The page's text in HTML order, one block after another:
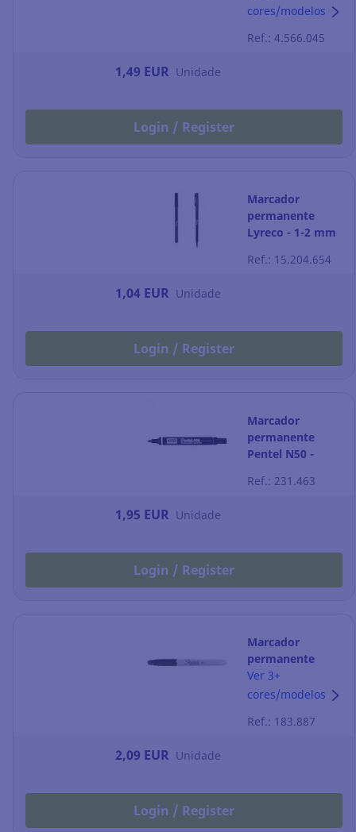
Ecoline - ponta
- preto
cores/modelos
Ref.: 4.566.045
1,49 EUR Unidade
Login / Register
Marcador
permanente
Lyreco - 1-2 mm
Ref.: 15.204.654
1,04 EUR Unidade
Login / Register
Marcador
permanente
Pentel N50 -
mm - preto
Ref.: 231.463
1,95 EUR Unidade
Login / Register
Marcador
permanente
Sharpie Fine -
ponta cónica 1
Ver 3+
cores/modelos
Ref.: 183.887
2,09 EUR Unidade
Login / Register